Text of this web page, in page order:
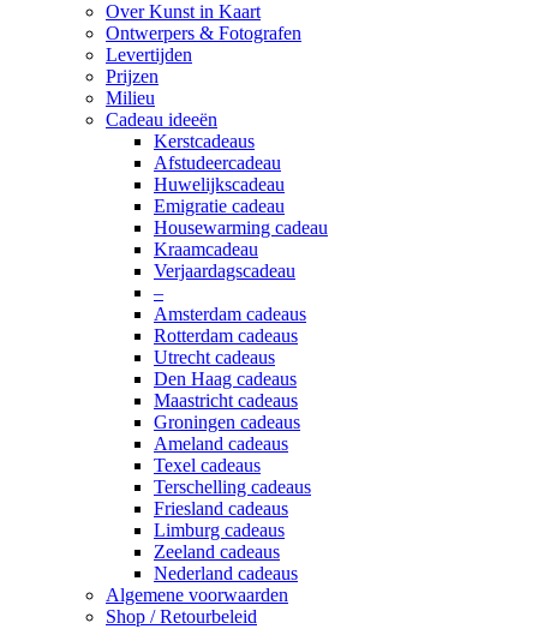
Over Kunst in Kaart
Ontwerpers & Fotografen
Levertijden
Prijzen
Milieu
Cadeau ideeën
Kerstcadeaus
Afstudeercadeau
Huwelijkscadeau
Emigratie cadeau
Housewarming cadeau
Kraamcadeau
Verjaardagscadeau
–
Amsterdam cadeaus
Rotterdam cadeaus
Utrecht cadeaus
Den Haag cadeaus
Maastricht cadeaus
Groningen cadeaus
Ameland cadeaus
Texel cadeaus
Terschelling cadeaus
Friesland cadeaus
Limburg cadeaus
Zeeland cadeaus
Nederland cadeaus
Algemene voorwaarden
Shop / Retourbeleid